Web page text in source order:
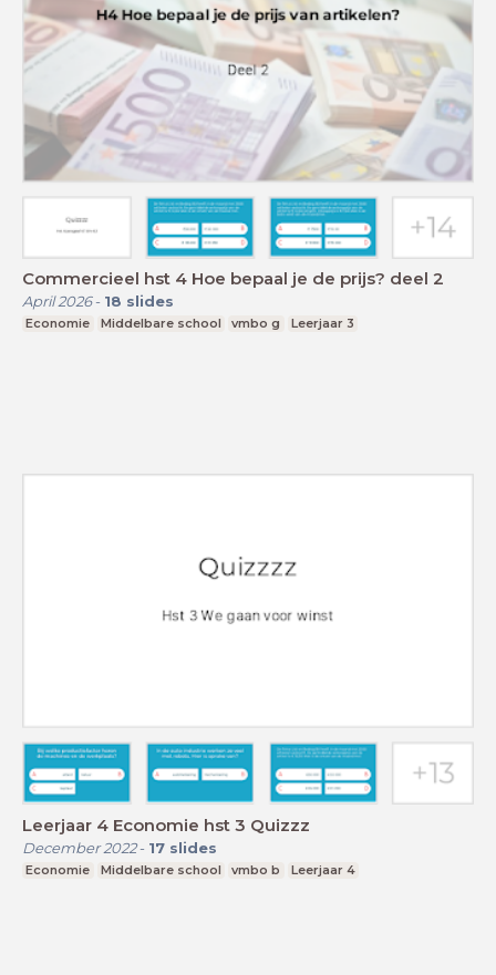
Commercieel hst 4 Hoe bepaal je de prijs? deel 2
April 2026- 18 slides
Economie Middelbare school vmbo g Leerjaar 3
Leerjaar 4 Economie hst 3 Quizzz
December 2022- 17 slides
Economie Middelbare school vmbo b Leerjaar 4